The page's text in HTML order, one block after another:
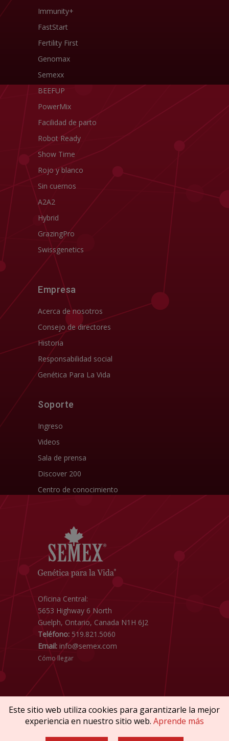
Immunity+
FastStart
Fertility First
Genomax
Semexx
BEEFUP
PowerMix
Facilidad de parto
Robot Ready
Show Time
Rojo y blanco
Sin cuernos
A2A2
Hybrid
GrazingPro
Swissgenetics
Empresa
Acerca de nosotros
Consejo de directores
Historia
Responsabilidad social
Genética Para La Vida
Soporte
Ingreso
Videos
Sala de prensa
Discover 200
Centro de conocimiento
Oficina Central:
5653 Highway 6 North
Guelph, Ontario, Canada N1H 6J2
Teléfono: 519.821.5060
Email: info@semex.com
Cómo llegar
Copyright © 2026 SEMEX. Todos los derechos
Este sitio web utiliza cookies para garantizarle la mejor
experiencia en nuestro sitio web. Aprende más